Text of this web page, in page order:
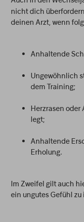
nicht dich
deinen Arzt, wenn
Anhaltende
Ungewöhnlich
dem Training;
Herzrasen
legt;
Anhaltende
Erholung.
Im Zweifel gilt auch
ein ungutes Gefühl